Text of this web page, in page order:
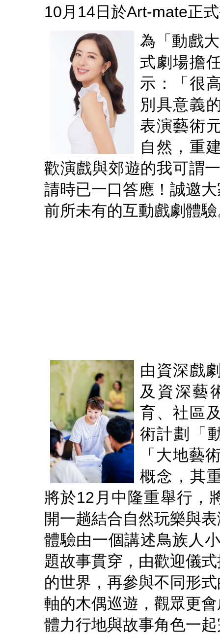
10月14日於Art-mate正
為「動戲
式劇場擔
示：「很
別具意義
表演藝術
自然，重
歡演戲與郊遊的我可謂
請時已一口答應！誠邀
前所未有的互動戲劇體
由資深戲
及資深藝
育、社區
術計劃「
「大地藝
概念，其
將於12月中隆重舉行，
開一趟結合自然玩樂與
體驗由一個講述鳥族人
題故事貫穿，由歡迎儀
的世界，再參與不同形
軸的木偶巡遊，觀眾更
體力行地與故事角色一